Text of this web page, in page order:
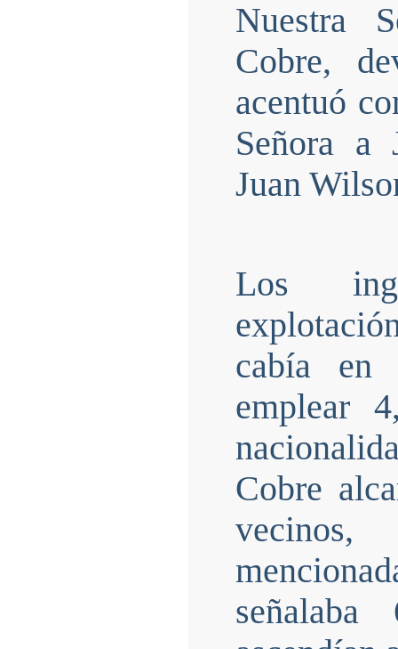
Nuestra
Cobre,
acentuó
Señora a
Juan
Los
cabía en
emplear
Cobre